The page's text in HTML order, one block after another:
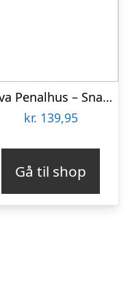
Jeva Penalhus – Snap – My Flower Unicorn
kr. 139,95
Gå til shop